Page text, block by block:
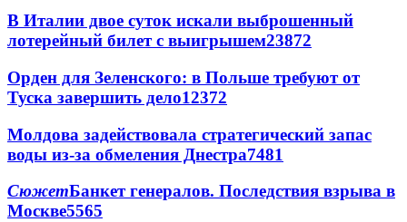
В Италии двое суток искали выброшенный
лотерейный билет с выигрышем23872
Орден для Зеленского: в Польше требуют от
Туска завершить дело12372
Молдова задействовала стратегический запас
воды из-за обмеления Днестра7481
СюжетБанкет генералов. Последствия взрыва в
Москве5565